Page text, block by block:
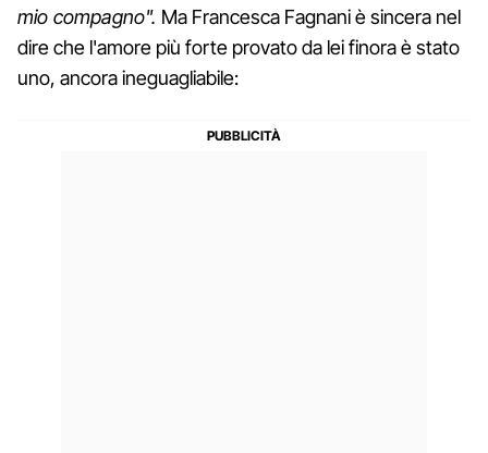
mio compagno". Ma Francesca Fagnani è sincera nel
dire che l'amore più forte provato da lei finora è stato
uno, ancora ineguagliabile: